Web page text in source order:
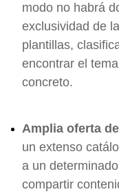
modo no habrá
exclusividad de
plantillas,
encontrar el
concreto.
Amplia oferta
un extenso
a un
compartir